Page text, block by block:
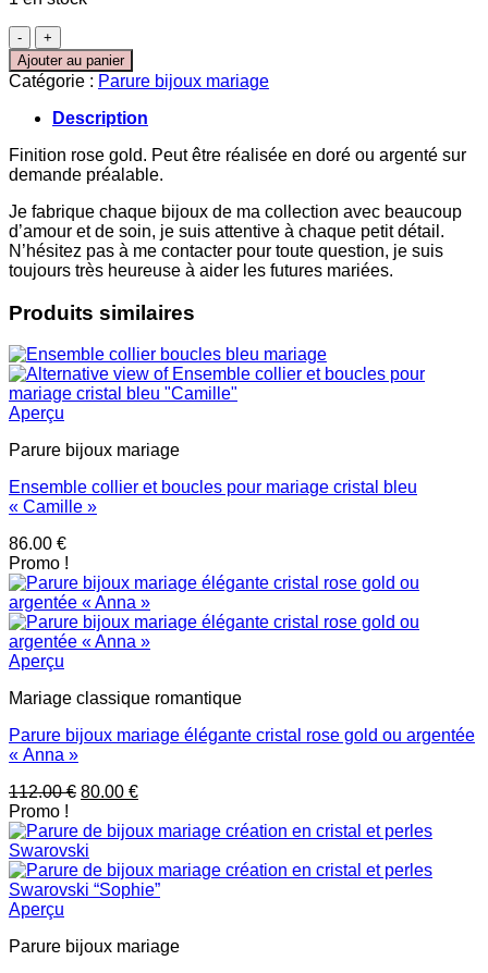
quantité
de
Parure
bijoux
mariage
rose
gold
cristal
"Margot"
Ajouter au panier
Catégorie : Parure bijoux mariage
Description
Finition rose gold. Peut être réalisée en doré ou argenté sur
demande préalable.
Je fabrique chaque bijoux de ma collection avec beaucoup
d’amour et de soin, je suis attentive à chaque petit détail.
N’hésitez pas à me contacter pour toute question, je suis
toujours très heureuse à aider les futures mariées.
Produits similaires
Aperçu
Parure bijoux mariage
Ensemble collier et boucles pour mariage cristal bleu
« Camille »
86.00 €
Promo !
Aperçu
Mariage classique romantique
Parure bijoux mariage élégante cristal rose gold ou argentée
« Anna »
112.00€ Le
initial
était :
112.00 €.
80.00 €Le
actuel
80.00 €.
Promo !
Aperçu
Parure bijoux mariage